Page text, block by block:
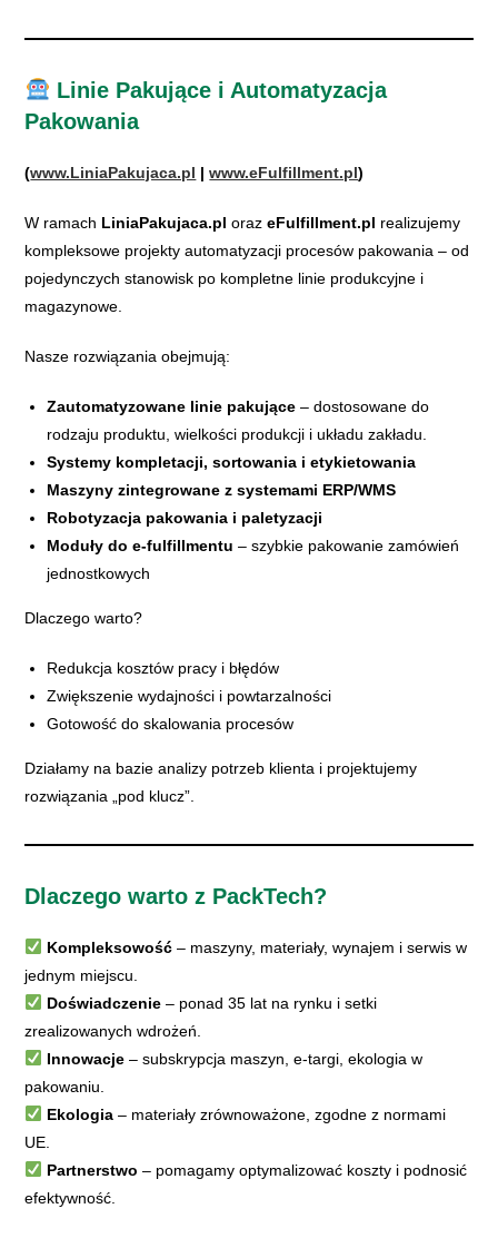
Linie Pakujące i Automatyzacja
Pakowania
(www.LiniaPakujaca.pl |www.eFulfillment.pl)
W ramach LiniaPakujaca.pl orazeFulfillment.pl realizujemy
kompleksowe projekty automatyzacji procesów pakowania – od
pojedynczych stanowisk po kompletne linie produkcyjne i
magazynowe.
Nasze rozwiązania obejmują:
Zautomatyzowane linie pakujące – dostosowane do
rodzaju produktu, wielkości produkcji i układu zakładu.
Systemy kompletacji, sortowania i etykietowania
Maszyny zintegrowane z systemami ERP/WMS
Robotyzacja pakowania i paletyzacji
Moduły do e-fulfillmentu – szybkie pakowanie zamówień
jednostkowych
Dlaczego warto?
Redukcja kosztów pracy i błędów
Zwiększenie wydajności i powtarzalności
Gotowość do skalowania procesów
Działamy na bazie analizy potrzeb klienta i projektujemy
rozwiązania „pod klucz”.
Dlaczego warto z PackTech?
Kompleksowość – maszyny, materiały, wynajem i serwis w
jednym miejscu.
Doświadczenie – ponad 35 lat na rynku i setki
zrealizowanych wdrożeń.
Innowacje – subskrypcja maszyn, e-targi, ekologia w
pakowaniu.
Ekologia – materiały zrównoważone, zgodne z normami
UE.
Partnerstwo – pomagamy optymalizować koszty i podnosić
efektywność.